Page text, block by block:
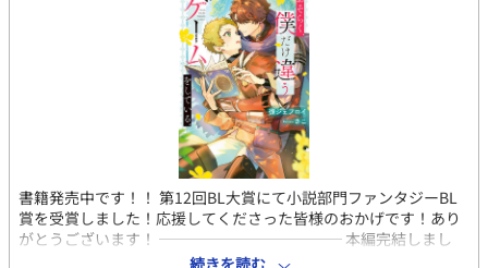
書籍発売中です！！ 第12回BL大賞にて小説部門ファンタジーBL
賞を受賞しました！応援してくださった皆様のおかげです！あり
がとうございます！ ──────────── 本編完結しまし
た！番外編更新予定です。 -- ほとんどの社会活動を仮想空間で行
続きを読む